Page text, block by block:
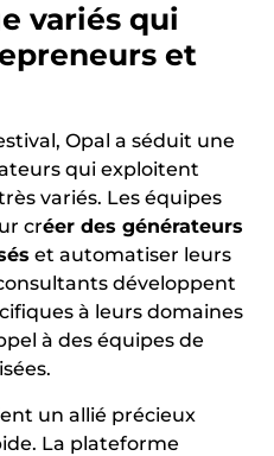
variés qui
et
Opal a séduit une
qui exploitent
variés. Les équipes
créer des générateurs
et automatiser leurs
développent
à leurs domaines
à des équipes de
un allié précieux
La plateforme